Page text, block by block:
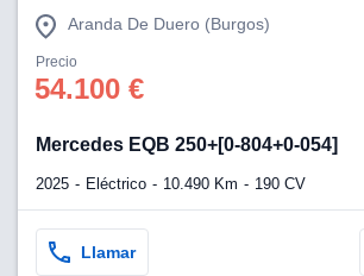
Aranda De Duero (Burgos)
Precio
54.100 €
Mercedes EQB 250+[0-804+0-054]
2025 Eléctrico 10.490 Km 190 CV
Llamar